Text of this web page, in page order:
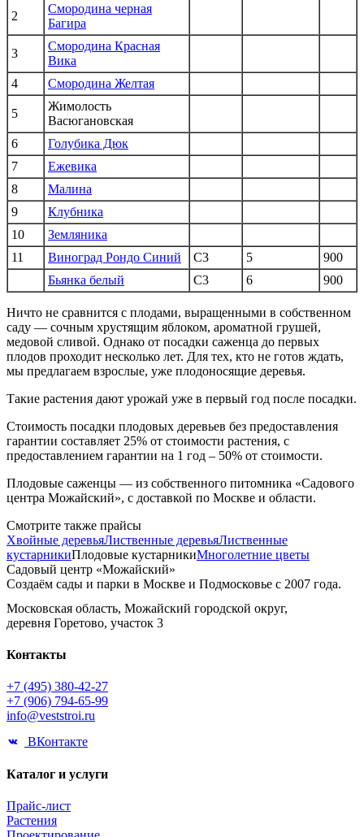
2
Смородина черная
Багира
3
Смородина Красная
Вика
4
Смородина Желтая
5
Жимолость
Васюгановская
6
Голубика Дюк
7
Ежевика
8
Малина
9
Клубника
10
Земляника
11
Виноград Рондо Синий С3 5
900
Бьянка белый
С3 6 900
Ничто не сравнится с плодами, выращенными в собственном
саду — сочным хрустящим яблоком, ароматной грушей,
медовой сливой. Однако от посадки саженца до первых
плодов проходит несколько лет. Для тех, кто не готов ждать,
мы предлагаем взрослые, уже плодоносящие деревья.
Такие растения дают урожай уже в первый год после посадки.
Стоимость посадки плодовых деревьев без предоставления
гарантии составляет 25% от стоимости растения, с
предоставлением гарантии на 1 год – 50% от стоимости.
Плодовые саженцы — из собственного питомника «Садового
центра Можайский», с доставкой по Москве и области.
Смотрите также прайсы
Хвойные деревьяЛиственные деревьяЛиственные
кустарникиПлодовые кустарникиМноголетние цветы
Садовый центр «Можайский»
Создаём сады и парки в Москве и Подмосковье с 2007 года.
Московская область, Можайский городской округ,
деревня Горетово, участок 3
Контакты
+7 (495) 380-42-27
+7 (906) 794-65-99
info@veststroi.ru
ВКонтакте
Каталог и услуги
Прайс-лист
Растения